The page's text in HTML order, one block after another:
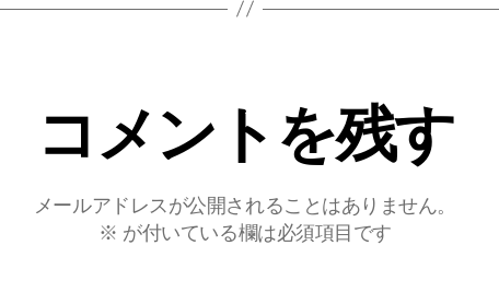
コメントを残す
メールアドレスが公開されることはありません。
※ が付いている欄は必須項目です